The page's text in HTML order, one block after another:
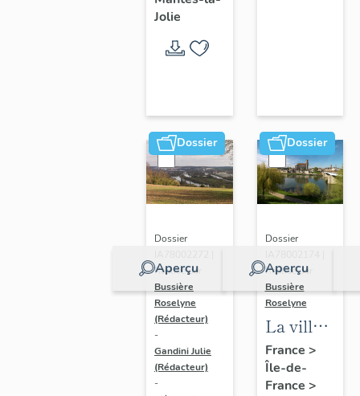
Jolie
Dossier
Aperçu
Dossier
Réalisé par
Bussière
Roselyne
(Rédacteur)
-
Gandini Julie
(Rédacteur)
-
Dossier
Aperçu
Dossier
Réalisé par
Bussière
Roselyne
La ville
de
Mantes-
France >
Île-de-
France >